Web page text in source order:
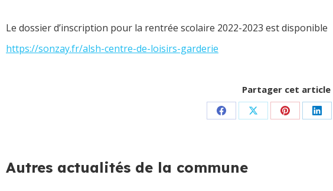
Le dossier d’inscription pour la rentrée scolaire 2022-2023 est disponible
https://sonzay.fr/alsh-centre-de-loisirs-garderie
Partager cet article
PartagerPartagerPartager
Autres actualités de la commune